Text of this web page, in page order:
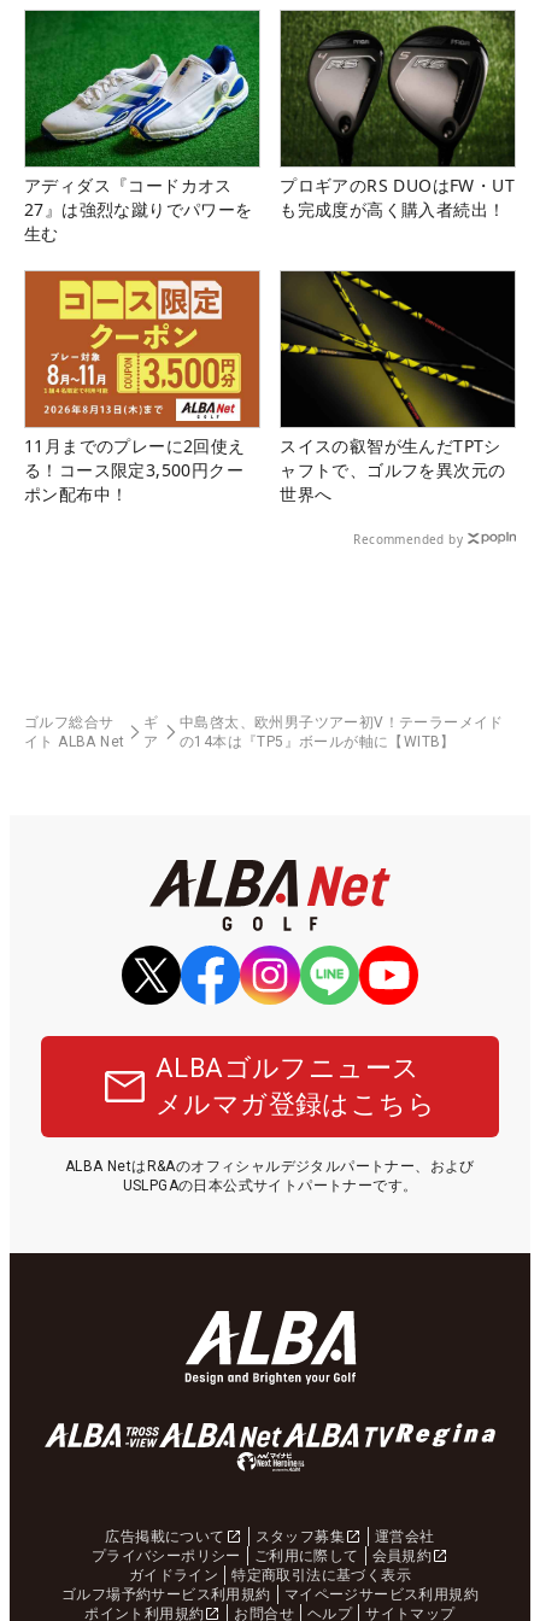
アディダス『コードカオス
27』は強烈な蹴りでパワーを
生む
プロギアのRS DUOはFW・UT
も完成度が高く購入者続出！
11月までのプレーに2回使え
る！コース限定3,500円クー
ポン配布中！
スイスの叡智が生んだTPTシ
ャフトで、ゴルフを異次元の
世界へ
Recommended by
ゴルフ総合サ
イト ALBA Net
ギ
ア
中島啓太、欧州男子ツアー初V！テーラーメイド
の14本は『TP5』ボールが軸に【WITB】
ALBAゴルフニュース
メルマガ登録はこちら
ALBA NetはR&Aのオフィシャルデジタルパートナー、および
USLPGAの日本公式サイトパートナーです。
広告掲載について スタッフ募集
運営会社
プライバシーポリシー
ご利用に際して
会員規約
ガイドライン
特定商取引法に基づく表示
ゴルフ場予約サービス利用規約
マイページサービス利用規約
ポイント利用規約
お問合せ ヘルプ サイトマップ